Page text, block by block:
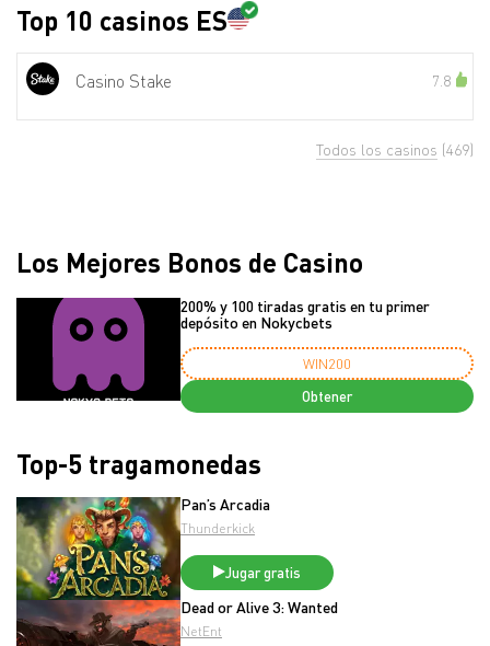
Top 10 casinos ES
Casino Stake 7.8
Todos los casinos (469)
Los Mejores Bonos de Casino
200% y 100 tiradas gratis en tu primer
depósito en Nokycbets
WIN200
Obtener
Top-5 tragamonedas
Pan’s Arcadia
Thunderkick
Jugar gratis
Dead or Alive 3: Wanted
NetEnt